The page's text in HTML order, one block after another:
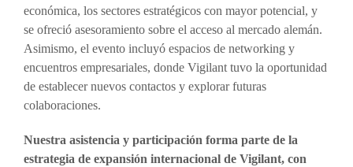
económica, los sectores estratégicos con mayor potencial, y
se ofreció asesoramiento sobre el acceso al mercado alemán.
Asimismo, el evento incluyó espacios de networking y
encuentros empresariales, donde Vigilant tuvo la oportunidad
de establecer nuevos contactos y explorar futuras
colaboraciones.
Nuestra asistencia y participación forma parte de la
estrategia de expansión internacional de Vigilant, con